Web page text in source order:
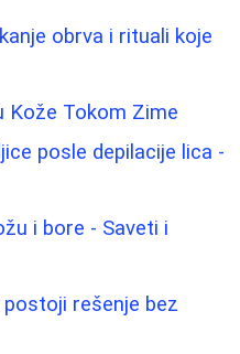
obrva i rituali koje
Kože Tokom Zime
posle depilacije lica -
i bore - Saveti i
rešenje bez